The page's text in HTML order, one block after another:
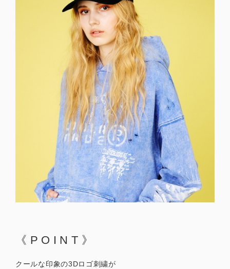
《POINT》
クールな印象の3Dロゴ刺繍が